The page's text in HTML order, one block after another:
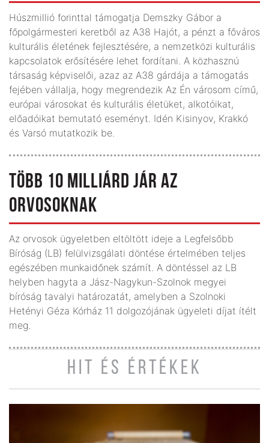
Húszmillió forinttal támogatja Demszky Gábor a
főpolgármesteri keretből az A38 Hajót, a pénzt a főváros
kulturális életének fejlesztésére, a nemzetközi kulturális
kapcsolatok erősítésére lehet fordítani. A közhasznú
társaság képviselői, azaz az A38 gárdája a támogatás
fejében vállalja, hogy megrendezik Az Én városom című,
európai városokat és kulturális életüket, alkotóikat,
előadóikat bemutató eseményt. Idén Kisinyov, Krakkó
és Varsó mutatkozik be.
TÖBB 10 MILLIÁRD JÁR AZ
ORVOSOKNAK
Az orvosok ügyeletben eltöltött ideje a Legfelsőbb
Bíróság (LB) felülvizsgálati döntése értelmében teljes
egészében munkaidőnek számít. A döntéssel az LB
helyben hagyta a Jász-Nagykun-Szolnok megyei
bíróság tavalyi határozatát, amelyben a Szolnoki
Hetényi Géza Kórház 11 dolgozójának ügyeleti díjat ítélt
meg.
HIT ÉS ÉRTÉKEK